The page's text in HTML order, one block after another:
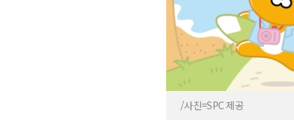
/사진=SPC 제공